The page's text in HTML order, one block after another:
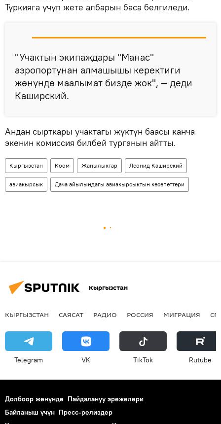
Түркияга учуп жете албарын баса белгиледи.
"Учактын экипаждары "Манас"
аэропортунан алмашышы керектиги
жөнүндө маалымат бизде жок", — деди
Каширский.
Андан сырткары учактагы жүктүн баасы канча
экенин комиссия билбей турганын айтты.
Кыргызстан Коом Жаңылыктар Леонид Каширский
авиакырсык Дача айылындагы авиакырсыктын кесепеттери
Кыргызстан
КЫРГЫЗСТАН САЯСАТ РАДИО РОССИЯ МИГРАЦИЯ
Telegram VK ТikТоk Rutube
Долбоор жөнүндө Пайдалануу эрежелери
Байланыш үчүн Пресс-релиздер